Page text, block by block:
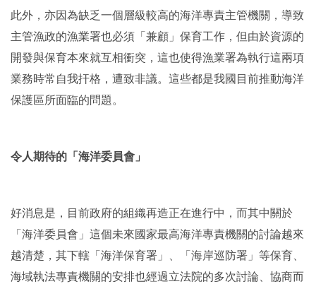
此外，亦因為缺乏一個層級較高的海洋專責主管機關，導致
主管漁政的漁業署也必須「兼顧」保育工作，但由於資源的
開發與保育本來就互相衝突，這也使得漁業署為執行這兩項
業務時常自我扞格，遭致非議。這些都是我國目前推動海洋
保護區所面臨的問題。
令人期待的「海洋委員會」
好消息是，目前政府的組織再造正在進行中，而其中關於
「海洋委員會」這個未來國家最高海洋專責機關的討論越來
越清楚，其下轄「海洋保育署」、「海岸巡防署」等保育、
海域執法專責機關的安排也經過立法院的多次討論、協商而